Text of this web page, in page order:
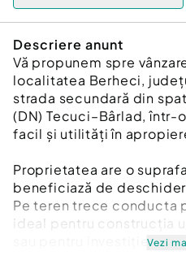
Descriere anunt
Vă propunem spre
localitatea Berheci,
strada secundară din
(DN) Tecuci–Bârlad, într-
facil și utilități în
Proprietatea are o
beneficiază de
Pe teren trece conducta
ideal pentru construcția
sau pentru investițieVezi